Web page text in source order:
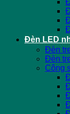
Đèn LED
Đèn
Đèn
Công